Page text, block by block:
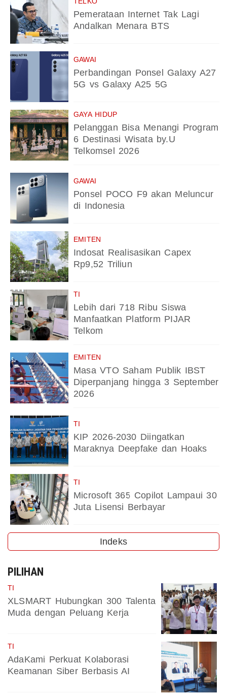
Pemerataan Internet Tak Lagi
Andalkan Menara BTS
GAWAI
Perbandingan Ponsel Galaxy A27
5G vs Galaxy A25 5G
GAYA HIDUP
Pelanggan Bisa Menangi Program
6 Destinasi Wisata by.U
Telkomsel 2026
GAWAI
Ponsel POCO F9 akan Meluncur
di Indonesia
EMITEN
Indosat Realisasikan Capex
Rp9,52 Triliun
TI
Lebih dari 718 Ribu Siswa
Manfaatkan Platform PIJAR
Telkom
EMITEN
Masa VTO Saham Publik IBST
Diperpanjang hingga 3 September
2026
TI
KIP 2026-2030 Diingatkan
Maraknya Deepfake dan Hoaks
TI
Microsoft 365 Copilot Lampaui 30
Juta Lisensi Berbayar
Indeks
PILIHAN
TI
XLSMART Hubungkan 300 Talenta
Muda dengan Peluang Kerja
TI
AdaKami Perkuat Kolaborasi
Keamanan Siber Berbasis AI